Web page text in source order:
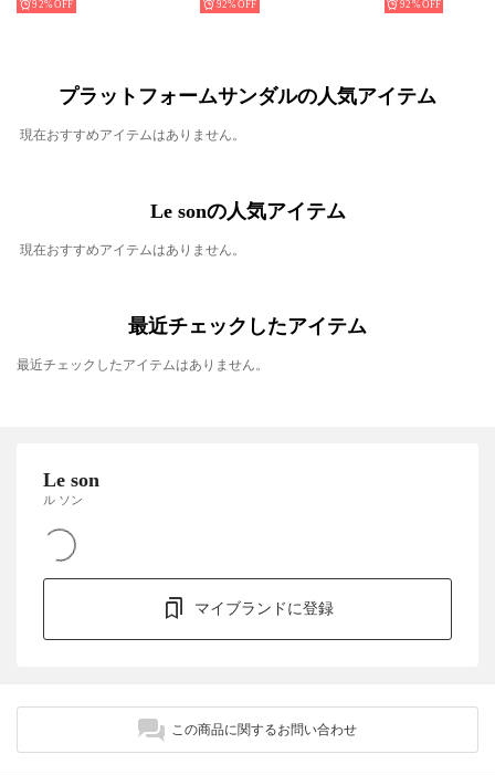
92% 92% 92%
プラットフォームサンダルの人気アイテム
現在おすすめアイテムはありません。
Le sonの人気アイテム
現在おすすめアイテムはありません。
最近チェックしたアイテム
最近チェックしたアイテムはありません。
Le son
ル ソン
マイブランドに登録
この商品に関するお問い合わせ